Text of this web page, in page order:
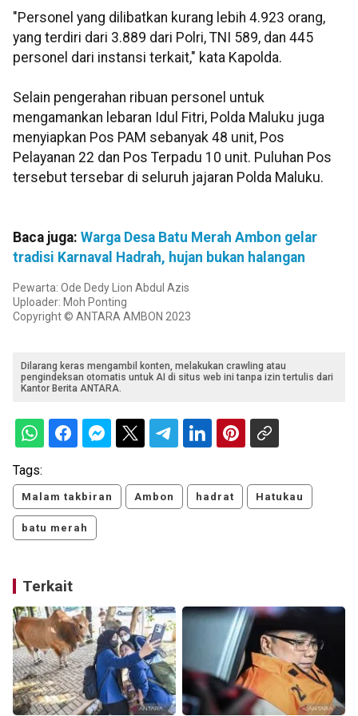
"Personel yang dilibatkan kurang lebih 4.923 orang,
yang terdiri dari 3.889 dari Polri, TNI 589, dan 445
personel dari instansi terkait," kata Kapolda.
Selain pengerahan ribuan personel untuk
mengamankan lebaran Idul Fitri, Polda Maluku juga
menyiapkan Pos PAM sebanyak 48 unit, Pos
Pelayanan 22 dan Pos Terpadu 10 unit. Puluhan Pos
tersebut tersebar di seluruh jajaran Polda Maluku.
Baca juga: Warga Desa Batu Merah Ambon gelar
tradisi Karnaval Hadrah, hujan bukan halangan
Pewarta: Ode Dedy Lion Abdul Azis
Uploader: Moh Ponting
Copyright © ANTARA AMBON 2023
Dilarang keras mengambil konten, melakukan crawling atau
pengindeksan otomatis untuk AI di situs web ini tanpa izin tertulis dari
Kantor Berita ANTARA.
Tags:
Malam takbiran Ambon hadrat Hatukau
batu merah
Terkait